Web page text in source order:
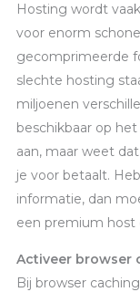
Hosting wordt
voor enorm
gecomprimeerde
slechte hosting
miljoenen
beschikbaar op
aan, maar weet
je voor betaalt.
informatie, dan
een premium host
Activeer browser
Bij browser